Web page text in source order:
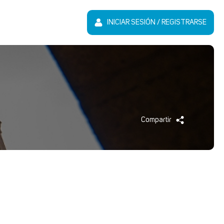
INICIAR SESIÓN / REGISTRARSE
Compartir